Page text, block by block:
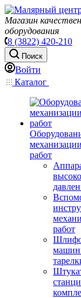
Магазин
оборудования
8 (3822) 420-210
Поиск
Войти
Каталог
работ
работ